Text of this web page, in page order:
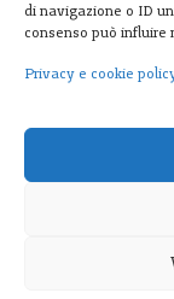
di navigazione o ID
consenso può influire
Privacy e cookie